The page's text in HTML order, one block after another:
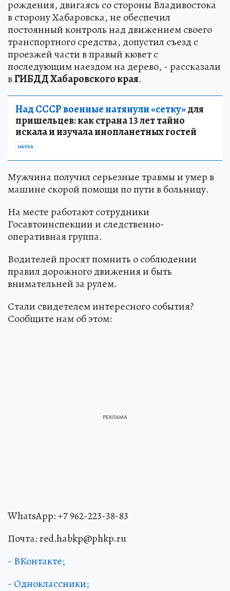
рождения, двигаясь со стороны Владивостока
в сторону Хабаровска, не обеспечил
постоянный контроль над движением своего
транспортного средства, допустил съезд с
проезжей части в правый кювет с
последующим наездом на дерево, - рассказали
вГИБДД Хабаровского края.
Над СССР военные натянули «сетку»для
пришельцев: как страна 13 лет тайно
искала и изучала инопланетных гостей
НАУКА
Мужчина получил серьезные травмы и умер в
машине скорой помощи по пути в больницу.
На месте работают сотрудники
Госавтоинспекции и следственно-
оперативная группа.
Водителей просят помнить о соблюдении
правил дорожного движения и быть
внимательней за рулем.
Стали свидетелем интересного события?
Сообщите нам об этом:
WhatsApp: +7 962-223-38-83
Почта: red.habkp@phkp.ru
- ВКонтакте;
- Одноклассники;